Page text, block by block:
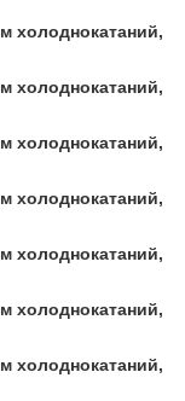
холоднокатаний,
холоднокатаний,
холоднокатаний,
холоднокатаний,
холоднокатаний,
холоднокатаний,
холоднокатаний,